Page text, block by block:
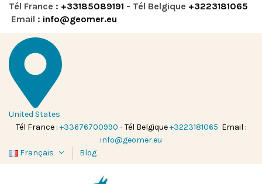
Tél France : +33185089191 - Tél Belgique +3223181065
Email : info@geomer.eu
United States
Tél France :+33676700990 - Tél Belgique+3223181065 Email :
info@geomer.eu
Français
Blog